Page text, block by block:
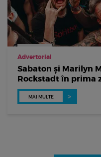
Advertorial
Sabaton și Marilyn
Rockstadt în prima
MAI MULTE